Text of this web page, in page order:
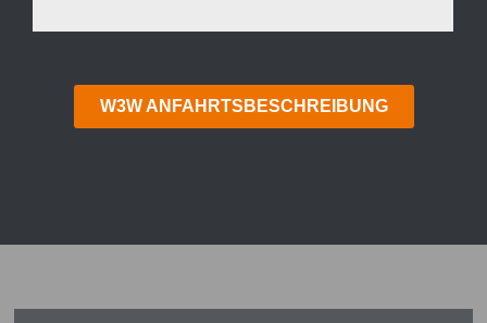
W3W ANFAHRTSBESCHREIBUNG